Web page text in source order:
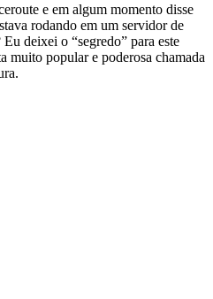
e em algum momento disse
rodando em um servidor de
deixei o “segredo” para este
muito popular e poderosa chamada